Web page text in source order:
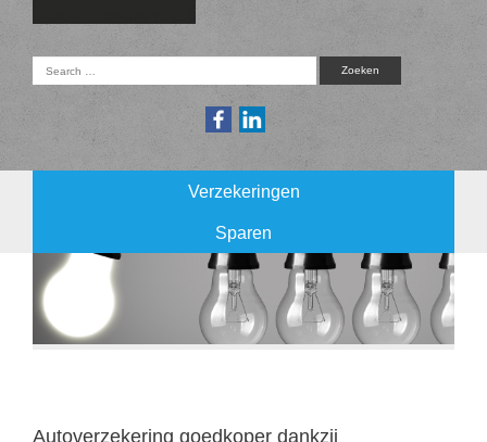
Verzekeringen
Sparen
Autoverzekering goedkoper dankzij